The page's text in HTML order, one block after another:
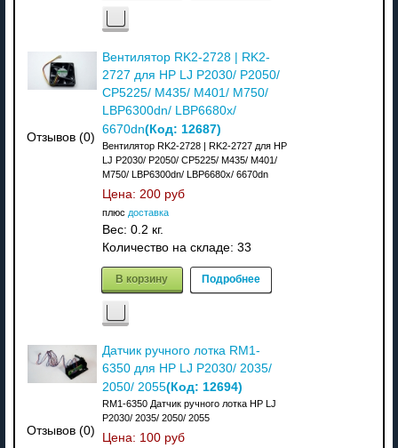
Отзывов (0)
Вентилятор RK2-2728 | RK2-
2727 для HP LJ P2030/ P2050/
CP5225/ M435/ M401/ M750/
LBP6300dn/ LBP6680x/
6670dn(Код: 12687)
Вентилятор RK2-2728 | RK2-2727 для HP
LJ P2030/ P2050/ CP5225/ M435/ M401/
M750/ LBP6300dn/ LBP6680x/ 6670dn
Цена: 200 руб
плюс доставка
Вес: 0.2 кг.
Количество на складе: 33
В корзину Подробнее
Отзывов (0)
Датчик ручного лотка RM1-
6350 для HP LJ P2030/ 2035/
2050/ 2055(Код: 12694)
RM1-6350 Датчик ручного лотка HP LJ
P2030/ 2035/ 2050/ 2055
Цена: 100 руб